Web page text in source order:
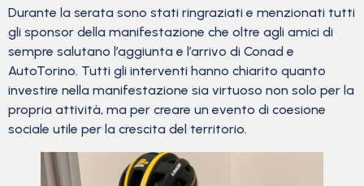
Durante la serata sono stati ringraziati e menzionati tutti
gli sponsor della manifestazione che oltre agli amici di
sempre salutano l’aggiunta e l’arrivo di Conad e
AutoTorino. Tutti gli interventi hanno chiarito quanto
investire nella manifestazione sia virtuoso non solo per la
propria attività, ma per creare un evento di coesione
sociale utile per la crescita del territorio.